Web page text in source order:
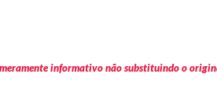
informativo não substituindo o